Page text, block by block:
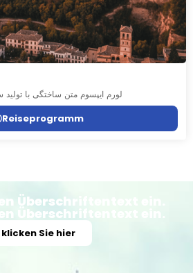
لورم ایپسوم متن ساختگی با
Reiseprogramm
Überschriftentext ein.
Überschriftentext ein.
klicken Sie hier